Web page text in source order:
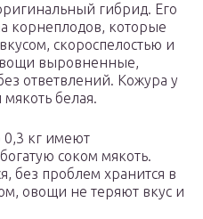
гибрид. Его
корнеплодов, которые
скороспелостью и
выровненные,
ответвлений. Кожура у
белая.
0,3 кг имеют
соком мякоть.
без проблем хранится в
овощи не теряют вкус и